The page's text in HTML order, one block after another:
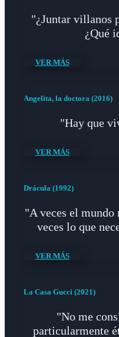
"¿Juntar villanos
¿Qué
VER MÁS
Angelita, la doctora (2016)
"Hay que
VER MÁS
Drácula (1992)
"A veces el mundo
veces lo que
VER MÁS
La Casa Gucci (2021)
"No me
particularmente